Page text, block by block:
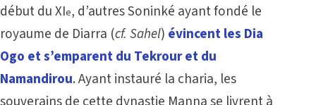
début du XIe, d’autresSoninké ayantfondé le
royaume de Diarra (cf.Sahel) évincent les Dia
Ogo et s’emparent du Tekrour et du
Namandirou. Ayant instauré la charia, les